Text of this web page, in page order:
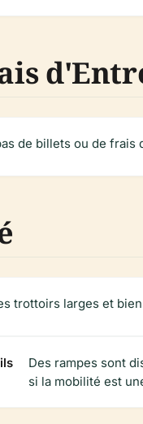
de billets ou de
trottoirs larges et
Des rampes sont
si la mobilité est